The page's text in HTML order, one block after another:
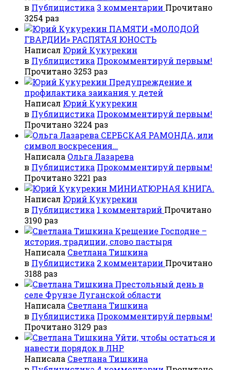
в Публицистика 3 комментарии Прочитано
3254 раз
ПАМЯТИ «МОЛОДОЙ
ГВАРДИИ» РАСПЯТАЯ ЮНОСТЬ
Написал Юрий Кукурекин
в Публицистика Прокомментируй первым!
Прочитано 3253 раз
Предупреждение и
профилактика заикания у детей
Написал Юрий Кукурекин
в Публицистика Прокомментируй первым!
Прочитано 3224 раз
СЕРБСКАЯ РАМОНДА, или
символ воскресения…
Написала Ольга Лазарева
в Публицистика Прокомментируй первым!
Прочитано 3221 раз
МИНИАТЮРНАЯ КНИГА.
Написал Юрий Кукурекин
в Публицистика 1 комментарий Прочитано
3190 раз
Крещение Господне –
история, традиции, слово пастыря
Написала Светлана Тишкина
в Публицистика 2 комментарии Прочитано
3188 раз
Престольный день в
селе Фрунзе Луганской области
Написала Светлана Тишкина
в Публицистика Прокомментируй первым!
Прочитано 3129 раз
Уйти, чтобы остаться и
навести порядок в ЛНР
Написала Светлана Тишкина